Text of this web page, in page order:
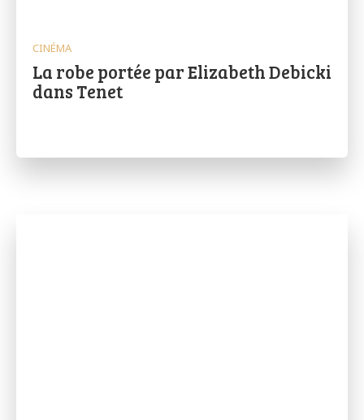
CINÉMA
La robe portée par Elizabeth Debicki
dans Tenet